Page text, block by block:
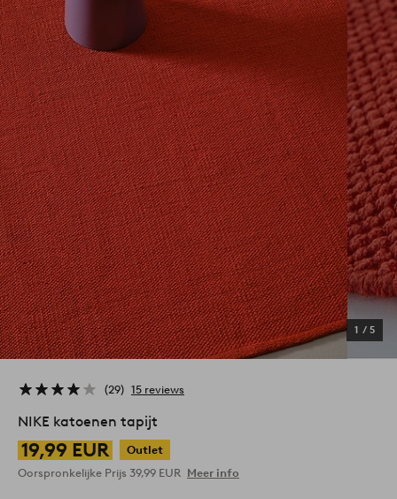
1 / 5
29 15 reviews
NIKE katoenen tapijt
19,99 EUR
Outlet
Oorspronkelijke Prijs 39,99 EUR Meer info